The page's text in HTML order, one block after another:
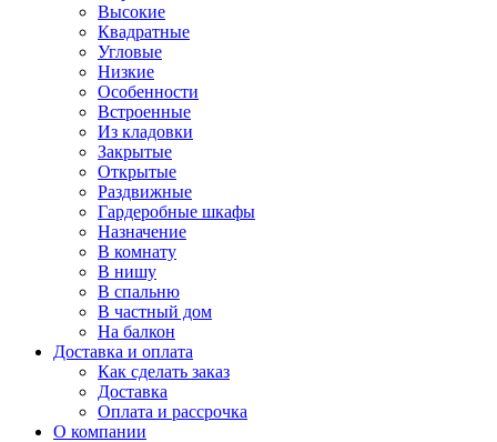
Высокие
Квадратные
Угловые
Низкие
Особенности
Встроенные
Из кладовки
Закрытые
Открытые
Раздвижные
Гардеробные шкафы
Назначение
В комнату
В нишу
В спальню
В частный дом
На балкон
Доставка и оплата
Как сделать заказ
Доставка
Оплата и рассрочка
О компании